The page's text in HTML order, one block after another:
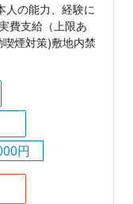
人の能力、経験に
費支給（上限あ
煙対策)敷地内禁
円